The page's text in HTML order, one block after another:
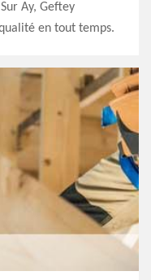
Ay, Geftey
en tout temps.